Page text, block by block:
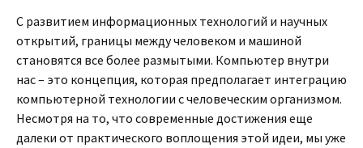
С развитием информационных технологий и научных
открытий, границы между человеком и машиной
становятся все более размытыми. Компьютер внутри
нас – это концепция, которая предполагает интеграцию
компьютерной технологии с человеческим организмом.
Несмотря на то, что современные достижения еще
далеки от практического воплощения этой идеи, мы уже